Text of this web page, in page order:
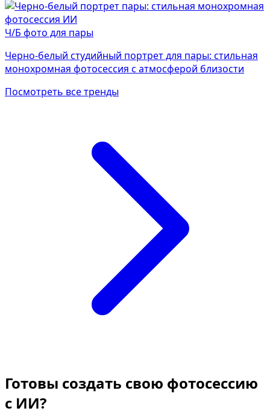
Ч/Б фото для пары
Черно-белый студийный портрет для пары: стильная
монохромная фотосессия с атмосферой близости
Посмотреть все тренды
Готовы создать свою фотосессию
с ИИ?